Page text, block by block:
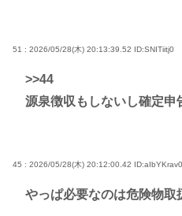
51 : 2026/05/28(木) 20:13:39.52 ID:SNITiitj0
>>44
源泉徴収もしないし確定
45 : 2026/05/28(木) 20:12:00.42 ID:aIbYKrav0
やっぱ必要なのは危険物取